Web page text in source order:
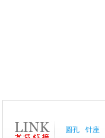
圆孔 针座